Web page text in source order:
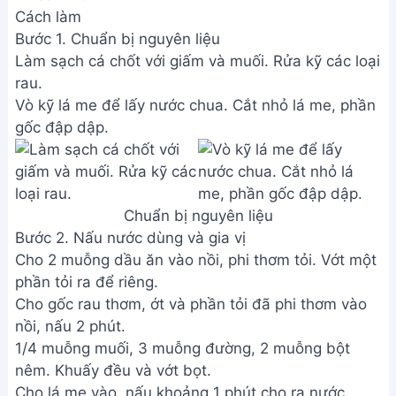
Cách làm
Bước 1. Chuẩn bị nguyên liệu
Làm sạch cá chốt với giấm và muối. Rửa kỹ các loại
rau.
Vò kỹ lá me để lấy nước chua. Cắt nhỏ lá me, phần
gốc đập dập.
Chuẩn bị nguyên liệu
Bước 2. Nấu nước dùng và gia vị
Cho 2 muỗng dầu ăn vào nồi, phi thơm tỏi. Vớt một
phần tỏi ra để riêng.
Cho gốc rau thơm, ớt và phần tỏi đã phi thơm vào
nồi, nấu 2 phút.
1/4 muỗng muối, 3 muỗng đường, 2 muỗng bột
nêm. Khuấy đều và vớt bọt.
Cho lá me vào, nấu khoảng 1 phút cho ra nước